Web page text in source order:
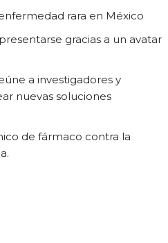
rara en México
gracias a un avatar
a investigadores y
nuevas soluciones
de fármaco contra la